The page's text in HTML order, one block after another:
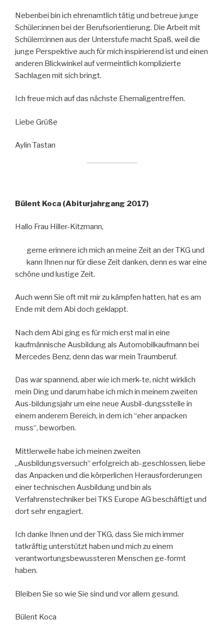
Nebenbei bin ich ehrenamtlich tätig und betreue junge
Schüler:innen bei der Berufsorientierung. Die Arbeit mit
Schülern:innen aus der Unterstufe macht Spaß, weil die
junge Perspektive auch für mich inspirierend ist und einen
anderen Blickwinkel auf vermeintlich komplizierte
Sachlagen mit sich bringt.
Ich freue mich auf das nächste Ehemaligentreffen.
Liebe Grüße
Aylin Tastan
Bülent Koca (Abiturjahrgang 2017)
Hallo Frau Hiller-Kitzmann,
gerne erinnere ich mich an meine Zeit an der TKG und
kann Ihnen nur für diese Zeit danken, denn es war eine
schöne und lustige Zeit.
Auch wenn Sie oft mit mir zu kämpfen hatten, hat es am
Ende mit dem Abi doch geklappt.
Nach dem Abi ging es für mich erst mal in eine
kaufmännische Ausbildung als Automobilkaufmann bei
Mercedes Benz, denn das war mein Traumberuf.
Das war spannend, aber wie ich merk-te, nicht wirklich
mein Ding und darum habe ich mich in meinem zweiten
Aus-bildungsjahr um eine neue Ausbil-dungsstelle in
einem anderem Bereich, in dem ich “eher anpacken
muss“, beworben.
Mittlerweile habe ich meinen zweiten
„Ausbildungsversuch“ erfolgreich ab-geschlossen, liebe
das Anpacken und die körperlichen Herausforderungen
einer technischen Ausbildung und bin als
Verfahrenstechniker bei TKS Europe AG beschäftigt und
dort sehr engagiert.
Ich danke Ihnen und der TKG, dass Sie mich immer
tatkräftig unterstützt haben und mich zu einem
verantwortungsbewussteren Menschen ge-formt
haben.
Bleiben Sie so wie Sie sind und vor allem gesund.
Bülent Koca